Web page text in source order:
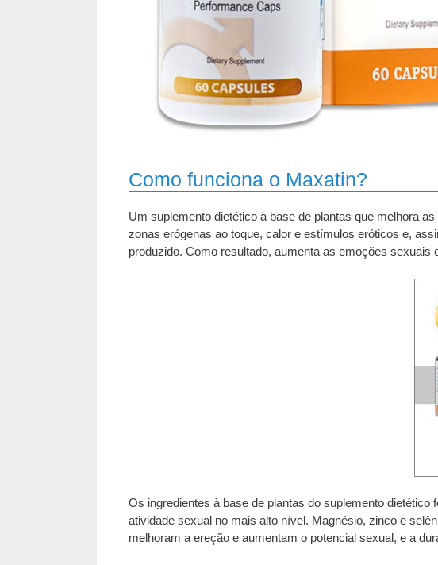
Como funciona o Maxatin?
Um suplemento dietético à base de plantas que melhora
zonas erógenas ao toque, calor e estímulos eróticos e,
produzido. Como resultado, aumenta as emoções
Os ingredientes à base de plantas do suplemento
atividade sexual no mais alto nível. Magnésio, zinco e
melhoram a ereção e aumentam o potencial sexual, e a